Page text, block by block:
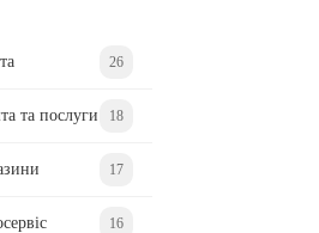
26
та послуги 18
17
16